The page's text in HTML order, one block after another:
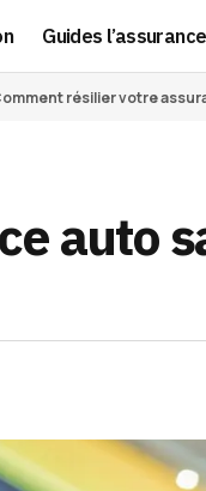
Guides
résilier votre
auto